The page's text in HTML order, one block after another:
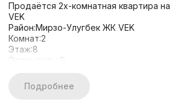
Продаётся 2х-комнатная квартира
VEK
Район:Мирзо-Улугбек ЖК VEK
Комнат:2
Этаж:8
Этажность: 9
Состояние:С ремонтом
Новая Цена 94.000у.е
Подробнее